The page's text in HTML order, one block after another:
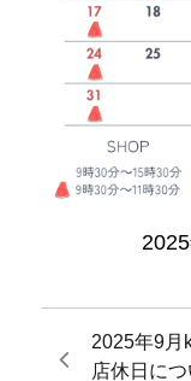
2025年9月
店休日につ